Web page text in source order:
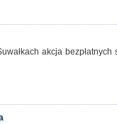
akcja